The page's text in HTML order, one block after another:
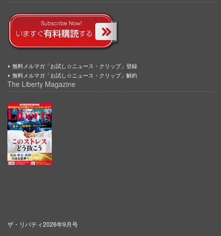
無料メルマガ「お試し☆ニュース・クリップ」登録
無料メルマガ「お試し☆ニュース・クリップ」解約
The Liberty Magazine
ザ・リバティ2026年9月号